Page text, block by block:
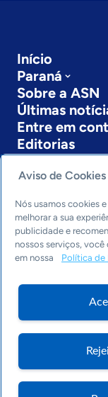
Início
Paraná
Sobre a ASN
Últimas
Entre em
Editorias
Economia &
Cultura
Dados
Arquivo
Aviso de Cookies
Nós usamos cookies
melhorar a sua
publicidade e
nossos serviços,
em nossa
Política de